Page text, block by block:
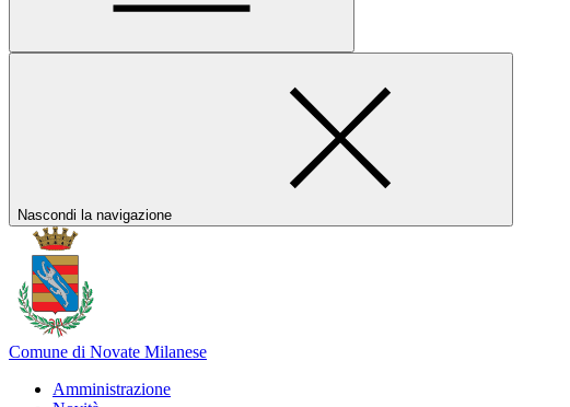
Nascondi la navigazione
Comune di Novate Milanese
Amministrazione